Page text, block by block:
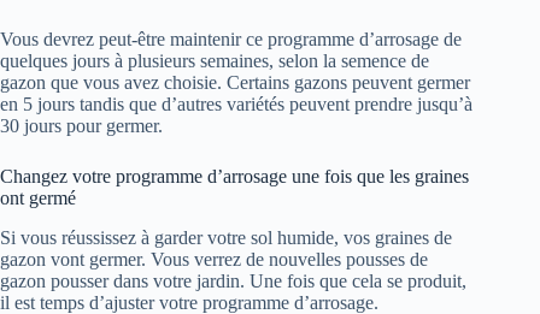
Vous devrez peut-être maintenir ce programme d’arrosage de
quelques jours à plusieurs semaines, selon la semence de
gazon que vous avez choisie. Certains gazons peuvent germer
en 5 jours tandis que d’autres variétés peuvent prendre jusqu’à
30 jours pour germer.
Changez votre programme d’arrosage une fois que les graines
ont germé
Si vous réussissez à garder votre sol humide, vos graines de
gazon vont germer. Vous verrez de nouvelles pousses de
gazon pousser dans votre jardin. Une fois que cela se produit,
il est temps d’ajuster votre programme d’arrosage.